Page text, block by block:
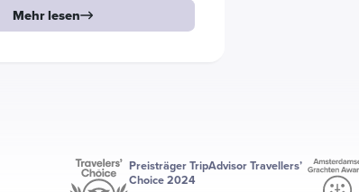
Mehr lesen
Preisträger TripAdvisor Travellers’
Choice 2024